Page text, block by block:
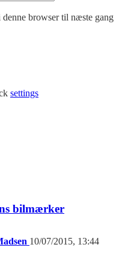
browser til næste gang
settings
bilmærker
10/07/2015, 13:44